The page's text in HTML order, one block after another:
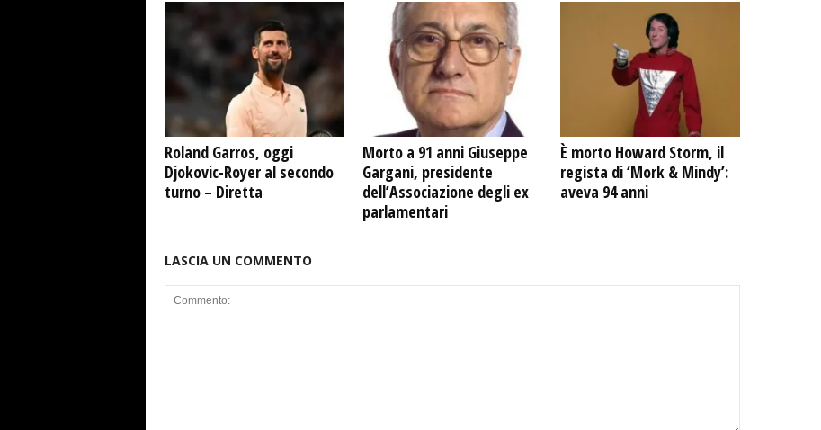
Roland Garros, oggi
Djokovic-Royer al secondo
turno – Diretta
Morto a 91 anni Giuseppe
Gargani, presidente
dell’Associazione degli ex
parlamentari
È morto Howard Storm, il
regista di ‘Mork & Mindy’:
aveva 94 anni
LASCIA UN COMMENTO